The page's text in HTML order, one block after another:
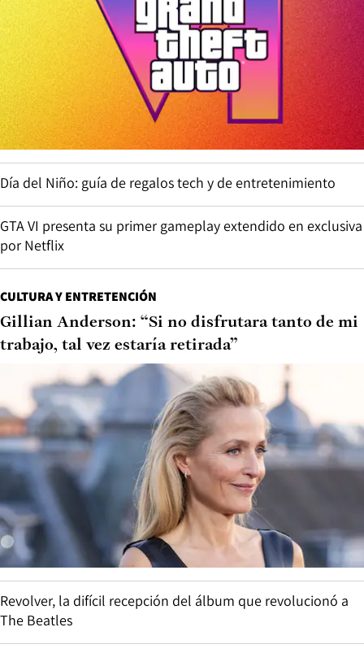
Día del Niño: guía de regalos tech y de entretenimiento
GTA VI presenta su primer gameplay extendido en exclusiva
por Netflix
CULTURA Y ENTRETENCIÓN
Gillian Anderson: “Si no disfrutara tanto de mi
trabajo, tal vez estaría retirada”
Revolver, la difícil recepción del álbum que revolucionó a
The Beatles